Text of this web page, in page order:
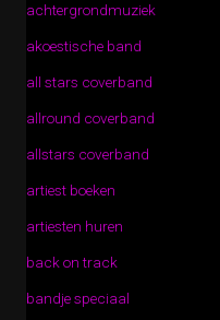
achtergrondmuziek
akoestische band
all stars coverband
allround coverband
allstars coverband
artiest boeken
artiesten huren
back on track
bandje speciaal